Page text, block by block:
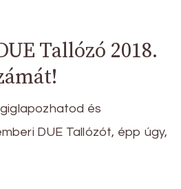
Tallózó 2018.
és
DUE Tallózót, épp úgy,